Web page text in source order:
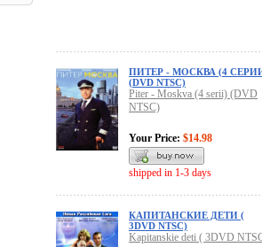
ПИТЕР - МОСКВА (4
(DVD NTSC)
Piter - Moskva (4 serii) (DVD
NTSC)
Your Price: $14.98
shipped in 1-3 days
КАПИТАНСКИЕ ДЕТИ (
3DVD NTSC)
Kapitanskie deti ( 3DVD